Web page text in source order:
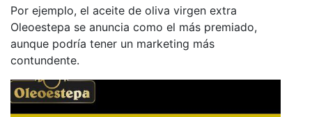
Por ejemplo, el aceite de oliva virgen extra
Oleoestepa se anuncia como el más premiado,
aunque podría tener un marketing más
contundente.